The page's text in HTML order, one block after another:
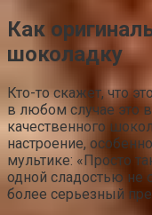
Как
шоколадку
Кто-то скажет, что
в любом случае это
качественного
настроение,
мультике: «Просто
одной сладостью не
более серьезный